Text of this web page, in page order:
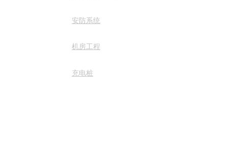
安防系统
机房工程
充电桩